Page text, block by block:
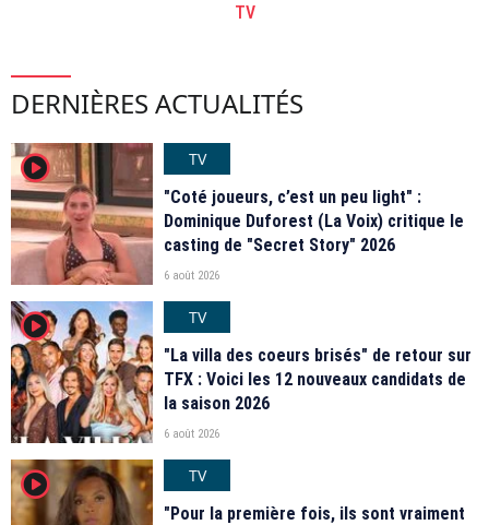
TV
DERNIÈRES ACTUALITÉS
player2
TV
"Coté joueurs, c’est un peu light" :
Dominique Duforest (La Voix) critique le
casting de "Secret Story" 2026
6 août 2026
player2
TV
"La villa des coeurs brisés" de retour sur
TFX : Voici les 12 nouveaux candidats de
la saison 2026
6 août 2026
player2
TV
"Pour la première fois, ils sont vraiment